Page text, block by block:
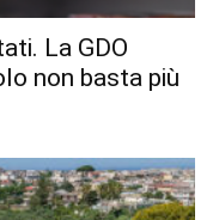
La GDO
non basta più